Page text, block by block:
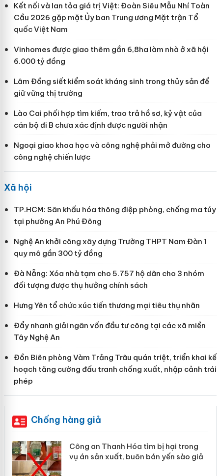
Kết nối và lan tỏa giá trị Việt: Đoàn Siêu Mẫu Nhí Toàn
Cầu 2026 gặp mặt Ủy ban Trung ương Mặt trận Tổ
quốc Việt Nam
Vinhomes được giao thêm gần 6,8ha làm nhà ở xã hội
6.000 tỷ đồng
Lâm Đồng siết kiểm soát kháng sinh trong thủy sản để
giữ vững thị trường
Lào Cai phối hợp tìm kiếm, trao trả hồ sơ, kỷ vật của
cán bộ đi B chưa xác định được người nhận
Ngoại giao khoa học và công nghệ phải mở đường cho
công nghệ chiến lược
Xã hội
TP.HCM: Sân khấu hóa thông điệp phòng, chống ma túy
tại phường An Phú Đông
Nghệ An khởi công xây dựng Trường THPT Nam Đàn 1
quy mô gần 300 tỷ đồng
Đà Nẵng: Xóa nhà tạm cho 5.757 hộ dân cho 3 nhóm
đối tượng được thụ hưởng chính sách
Hưng Yên tổ chức xúc tiến thương mại tiêu thụ nhãn
Đẩy nhanh giải ngân vốn đầu tư công tại các xã miền
Tây Nghệ An
Đồn Biên phòng Vàm Trảng Trâu quán triệt, triển khai kế
hoạch tăng cường đấu tranh chống xuất, nhập cảnh trái
phép
Chống hàng giả
Công an Thanh Hóa tìm bị hại trong
vụ án sản xuất, buôn bán yến sào giả